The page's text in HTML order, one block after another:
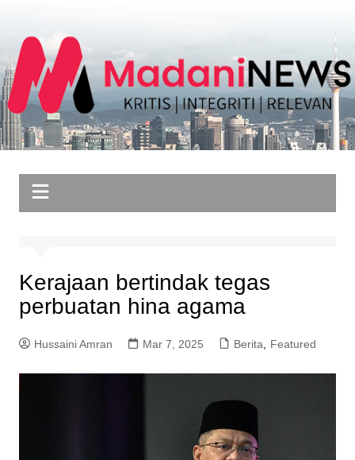
content
Kerajaan bertindak tegas
perbuatan hina agama
Hussaini Amran Mar 7, 2025 Berita, Featured